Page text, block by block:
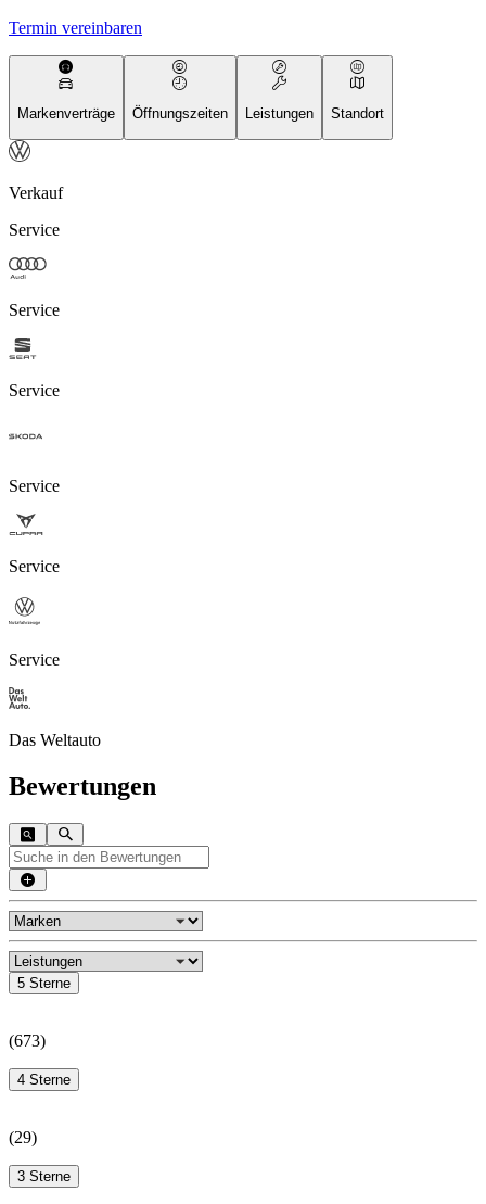
Termin vereinbaren
Markenverträge Öffnungszeiten Leistungen Standort
Verkauf
Service
Service
Service
Service
Service
Service
Das Weltauto
Bewertungen
5 Sterne
(673)
4 Sterne
(29)
3 Sterne